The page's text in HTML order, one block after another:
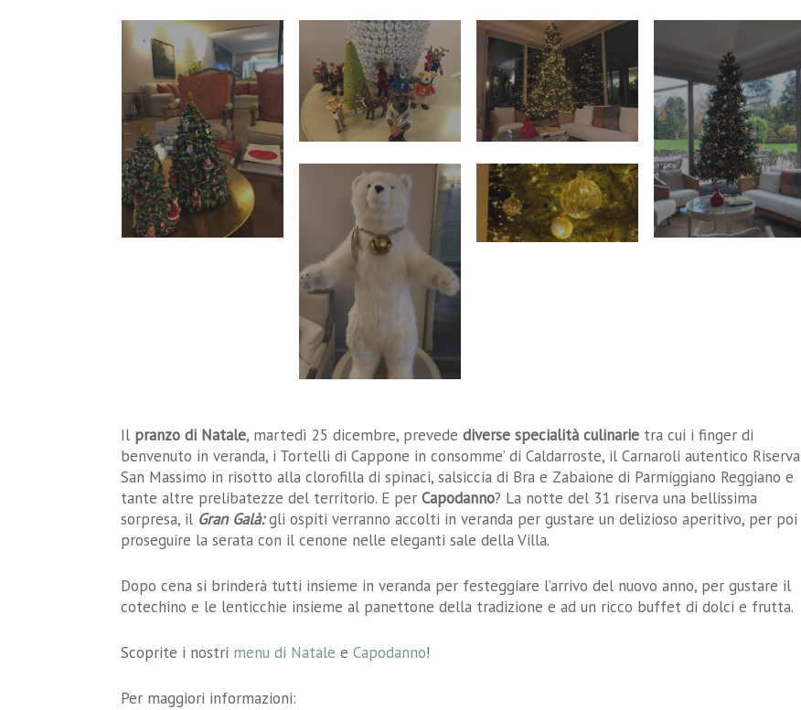
Il pranzo di Natale, martedì 25 dicembre, prevedediverse specialità culinarie tra cui i finger di
benvenuto in veranda, i Tortelli di Cappone in consomme’ di Caldarroste, il Carnaroli autentico Riserva
San Massimo in risotto alla clorofilla di spinaci, salsiccia di Bra e Zabaione di Parmiggiano Reggiano e
tante altre prelibatezze del territorio. E perCapodanno? La notte del 31 riserva una bellissima
sorpresa, il Gran Galà:gli ospiti verranno accolti in veranda per gustare un delizioso aperitivo, per poi
proseguire la serata con il cenone nelle eleganti sale della Villa.
Dopo cena si brinderà tutti insieme in veranda per festeggiare l’arrivo del nuovo anno, per gustare il
cotechino e le lenticchie insieme al panettone della tradizione e ad un ricco buffet di dolci e frutta.
Scoprite i nostri menu di Natale eCapodanno!
Per maggiori informazioni: